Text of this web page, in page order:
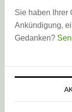
Sie haben Ihrer
Ankündigung,
Gedanken?